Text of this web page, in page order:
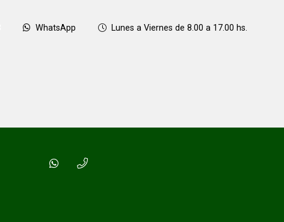
WhatsApp Lunes a Viernes de 8.00 a 17.00 hs.